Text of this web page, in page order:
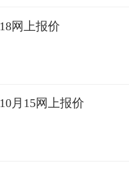
网上报价
月15网上报价